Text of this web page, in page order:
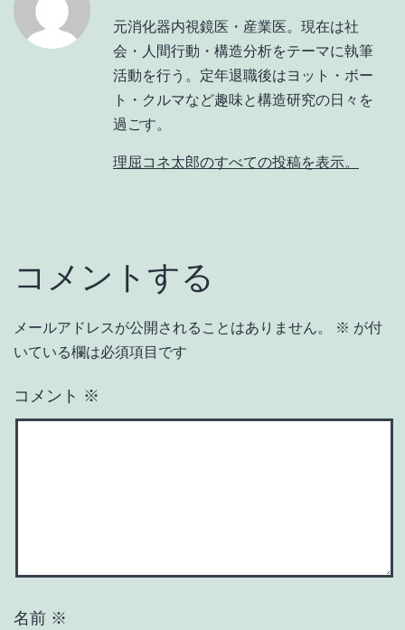
元消化器内視鏡医・産業医。現在は社
会・人間行動・構造分析をテーマに執筆
活動を行う。定年退職後はヨット・ボー
ト・クルマなど趣味と構造研究の日々を
過ごす。
理屈コネ太郎のすべての投稿を表示。
コメントする
メールアドレスが公開されることはありません。 ※ が付
いている欄は必須項目です
コメント ※
名前 ※